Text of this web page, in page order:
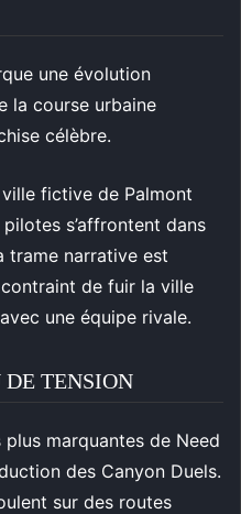
une évolution
la course urbaine
célèbre.
ville fictive de Palmont
s’affrontent dans
trame narrative est
de fuir la ville
une équipe rivale.
TENSION
marquantes de Need
des Canyon Duels.
sur des routes